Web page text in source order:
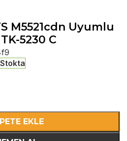
M5521cdn Uyumlu
5230 C
Stokta
EKLE